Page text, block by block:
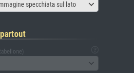
specchiata sul lato